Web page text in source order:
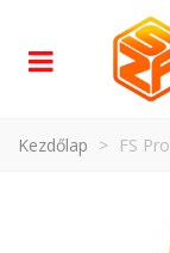
Kezdőlap > FS